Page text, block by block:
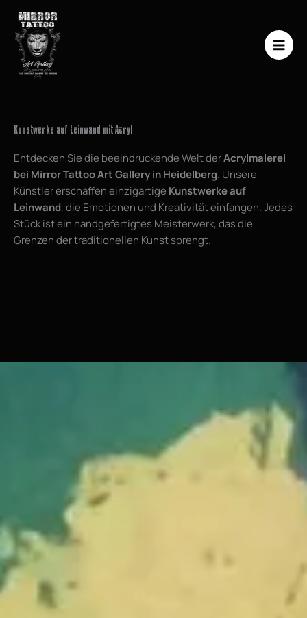
Inhalt
springen
Kunstwerke auf Leinwand mit Acryl
Entdecken Sie die beeindruckende Welt derAcrylmalerei
bei Mirror Tattoo Art Gallery in Heidelberg. Unsere
Künstler erschaffen einzigartige Kunstwerke auf
Leinwand, die Emotionen und Kreativität einfangen. Jedes
Stück ist ein handgefertigtes Meisterwerk, das die
Grenzen der traditionellen Kunst sprengt.